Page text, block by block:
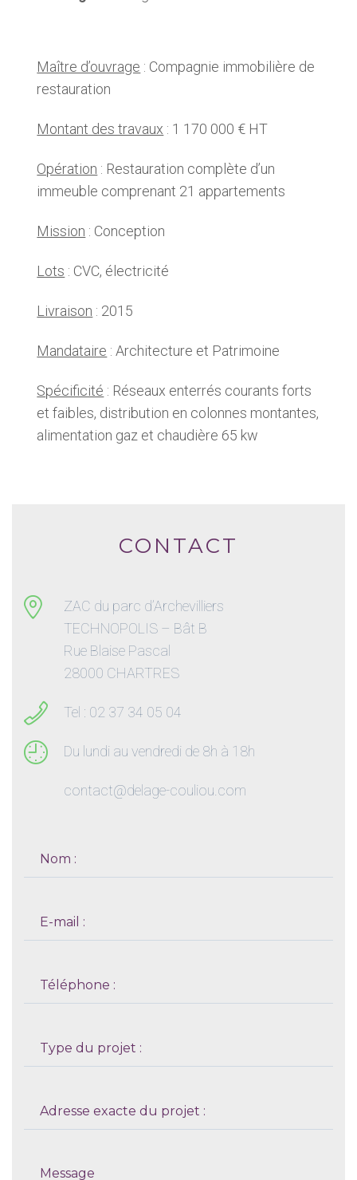
Maître d’ouvrage : Compagnie immobilière de
restauration
Montant des travaux : 1 170 000 € HT
Opération : Restauration complète d’un
immeuble comprenant 21 appartements
Mission : Conception
Lots : CVC, électricité
Livraison : 2015
Mandataire : Architecture et Patrimoine
Spécificité : Réseaux enterrés courants forts
et faibles, distribution en colonnes montantes,
alimentation gaz et chaudière 65 kw
CONTACT
ZAC du parc d’Archevilliers
TECHNOPOLIS – Bât B
Rue Blaise Pascal
28000 CHARTRES
Tel : 02 37 34 05 04
Du lundi au vendredi de 8h à 18h
contact@delage-couliou.com